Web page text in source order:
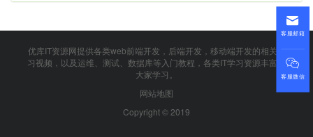
优库IT资源网提供各类web前端开发，后端开发，移动端开发的相关学
习视频，以及运维、测试、数据库等入门教程，各类IT学习资源丰富供
大家学习。
网站地图
Copyright © 2019
客服邮箱
客服微信